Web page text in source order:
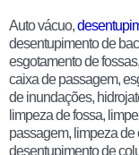
Auto vácuo,
desentupimento de
esgotamento de
caixa de passagem,
de inundações,
limpeza de fossa,
passagem, limpeza
desentupimento de